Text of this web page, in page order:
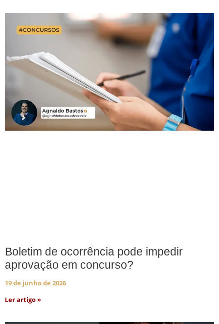
Boletim de ocorrência pode impedir
aprovação em concurso?
19 de junho de 2026
Ler artigo »